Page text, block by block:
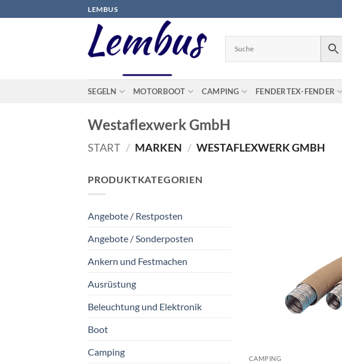
Inhalt
LEMBUS
SEGELN MOTORBOOT CAMPING FENDERTEX-FENDER
Westaflexwerk GmbH
START / MARKEN / WESTAFLEXWERK GMBH
PRODUKTKATEGORIEN
Angebote / Restposten
Angebote / Sonderposten
Ankern und Festmachen
Ausrüstung
Beleuchtung und Elektronik
Boot
Camping
CAMPING